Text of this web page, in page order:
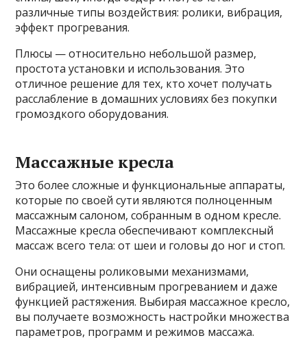
различные типы воздействия: ролики, вибрация,
эффект прогревания.
Плюсы — относительно небольшой размер,
простота установки и использования. Это
отличное решение для тех, кто хочет получать
расслабление в домашних условиях без покупки
громоздкого оборудования.
Массажные кресла
Это более сложные и функциональные аппараты,
которые по своей сути являются полноценным
массажным салоном, собранным в одном кресле.
Массажные кресла обеспечивают комплексный
массаж всего тела: от шеи и головы до ног и стоп.
Они оснащены роликовыми механизмами,
вибрацией, интенсивным прогреванием и даже
функцией растяжения. Выбирая массажное кресло,
вы получаете возможность настройки множества
параметров, программ и режимов массажа.